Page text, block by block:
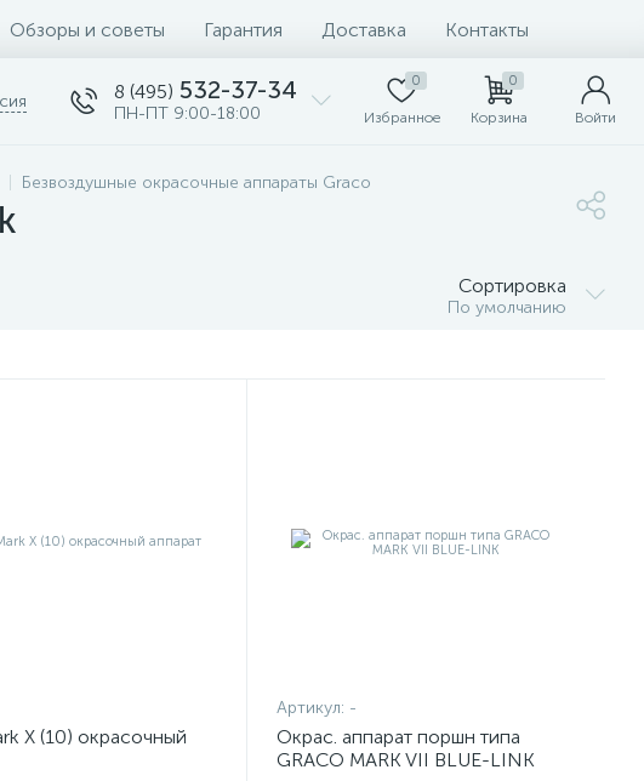
Обзоры и советы Гарантия Доставка Контакты
8 (495) 532-37-34
ПН-ПТ 9:00-18:00
0
Избранное
0
Корзина Войти
Безвоздушные окрасочные аппараты Graco
Сортировка
По умолчанию
X (10) окрасочный
Артикул: -
Окрас. аппарат поршн типа
GRACO MARK VII BLUE-LINK